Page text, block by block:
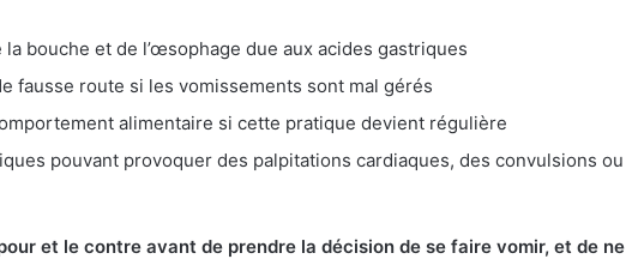
bouche et de l’œsophage due aux acides gastriques
fausse route si les vomissements sont mal gérés
alimentaire si cette pratique devient régulière
pouvant provoquer des palpitations cardiaques, des convulsions ou
et le contre avant de prendre la décision de se faire vomir, et de ne